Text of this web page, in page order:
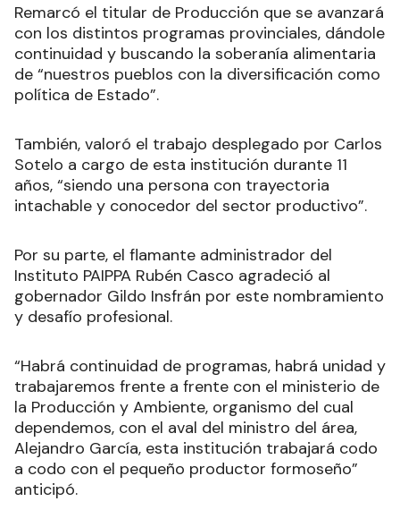
Remarcó el titular de Producción que se avanzará
con los distintos programas provinciales, dándole
continuidad y buscando la soberanía alimentaria
de “nuestros pueblos con la diversificación como
política de Estado”.
También, valoró el trabajo desplegado por Carlos
Sotelo a cargo de esta institución durante 11
años, “siendo una persona con trayectoria
intachable y conocedor del sector productivo”.
Por su parte, el flamante administrador del
Instituto PAIPPA Rubén Casco agradeció al
gobernador Gildo Insfrán por este nombramiento
y desafío profesional.
“Habrá continuidad de programas, habrá unidad y
trabajaremos frente a frente con el ministerio de
la Producción y Ambiente, organismo del cual
dependemos, con el aval del ministro del área,
Alejandro García, esta institución trabajará codo
a codo con el pequeño productor formoseño”
anticipó.